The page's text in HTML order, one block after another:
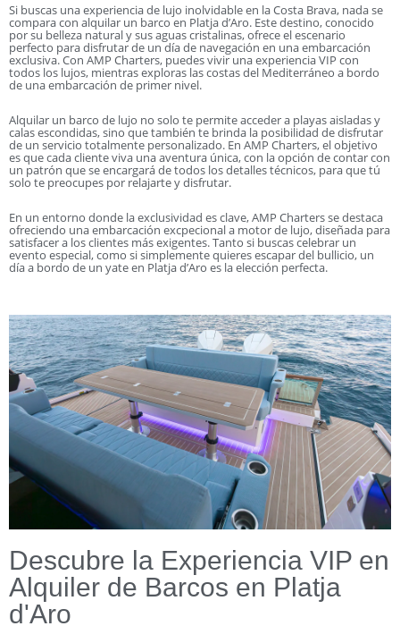
Si buscas una experiencia de lujo inolvidable en la Costa Brava, nada se
compara con alquilar un barco en Platja d’Aro. Este destino, conocido
por su belleza natural y sus aguas cristalinas, ofrece el escenario
perfecto para disfrutar de un día de navegación en una embarcación
exclusiva. Con AMP Charters, puedes vivir una experiencia VIP con
todos los lujos, mientras exploras las costas del Mediterráneo a bordo
de una embarcación de primer nivel.
Alquilar un barco de lujo no solo te permite acceder a playas aisladas y
calas escondidas, sino que también te brinda la posibilidad de disfrutar
de un servicio totalmente personalizado. En AMP Charters, el objetivo
es que cada cliente viva una aventura única, con la opción de contar con
un patrón que se encargará de todos los detalles técnicos, para que tú
solo te preocupes por relajarte y disfrutar.
En un entorno donde la exclusividad es clave, AMP Charters se destaca
ofreciendo una embarcación excpecional a motor de lujo, diseñada para
satisfacer a los clientes más exigentes. Tanto si buscas celebrar un
evento especial, como si simplemente quieres escapar del bullicio, un
día a bordo de un yate en Platja d’Aro es la elección perfecta.
Descubre la Experiencia VIP en
Alquiler de Barcos en Platja
d'Aro